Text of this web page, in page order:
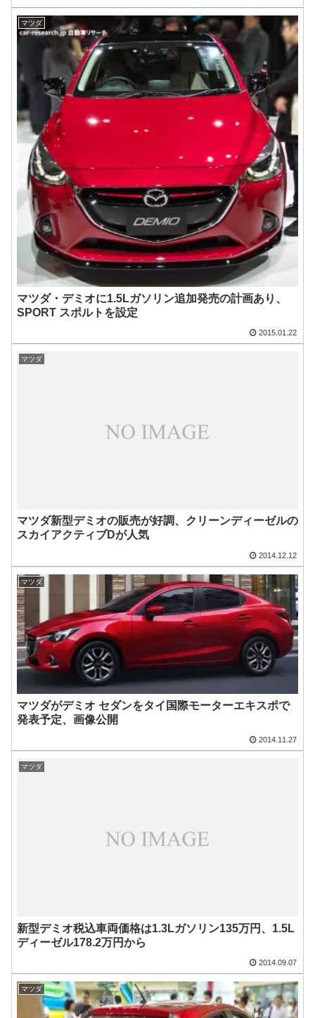
マツダ
マツダ・デミオに1.5Lガソリン追加発売の計画あり、
SPORT スポルトを設定
2015.01.22
マツダ
マツダ新型デミオの販売が好調、クリーンディーゼルの
スカイアクティブDが人気
2014.12.12
マツダ
マツダがデミオ セダンをタイ国際モーターエキスポで
発表予定、画像公開
2014.11.27
マツダ
新型デミオ税込車両価格は1.3Lガソリン135万円、1.5L
ディーゼル178.2万円から
2014.09.07
マツダ